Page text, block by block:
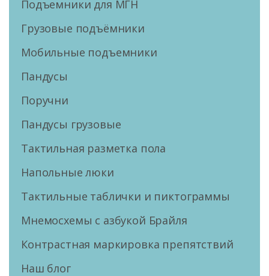
Подъемники для МГН
Грузовые подъёмники
Мобильные подъемники
Пандусы
Поручни
Пандусы грузовые
Тактильная разметка пола
Напольные люки
Тактильные таблички и пиктограммы
Мнемосхемы с азбукой Брайля
Контрастная маркировка препятствий
Наш блог